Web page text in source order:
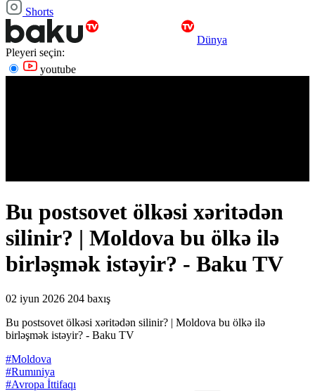
Shorts
Dünya
Pleyeri seçin:
youtube
Bu postsovet ölkəsi xəritədən
silinir? | Moldova bu ölkə ilə
birləşmək istəyir? - Baku TV
02 iyun 2026 204 baxış
Bu postsovet ölkəsi xəritədən silinir? | Moldova bu ölkə ilə
birləşmək istəyir? - Baku TV
#Moldova
#Rumıniya
#Avropa İttifaqı